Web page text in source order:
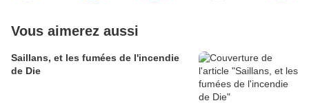
Vous aimerez aussi
Saillans, et les fumées de l'incendie
de Die